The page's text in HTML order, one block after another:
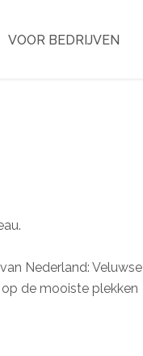
VOOR BEDRIJVEN
Nederland: Veluwse
op de mooiste plekken